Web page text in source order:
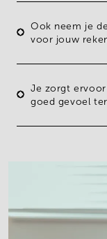
Ook neem je de
voor jouw
Je zorgt
goed gevoel